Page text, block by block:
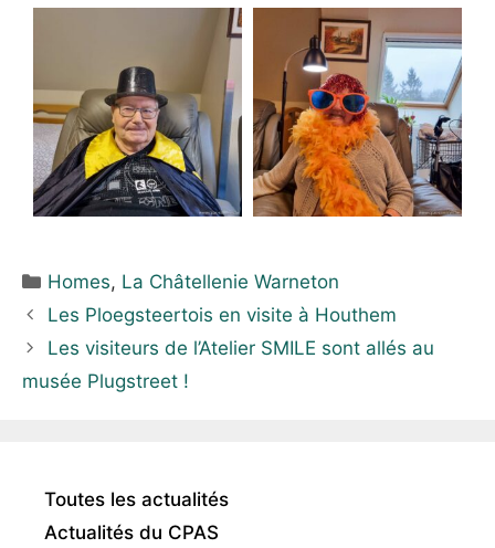
Homes, La Châtellenie Warneton
Les Ploegsteertois en visite à Houthem
Les visiteurs de l’Atelier SMILE sont allés au
musée Plugstreet !
Toutes les actualités
Actualités du CPAS